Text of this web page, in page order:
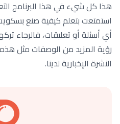
هذا كل شيء في هذا البرنامج
استمتعت بتعلم كيفية صنع
أي أسئلة أو تعليقات، فالرجاء
رؤية المزيد من الوصفات مثل
النشرة الإخبارية لدينا.